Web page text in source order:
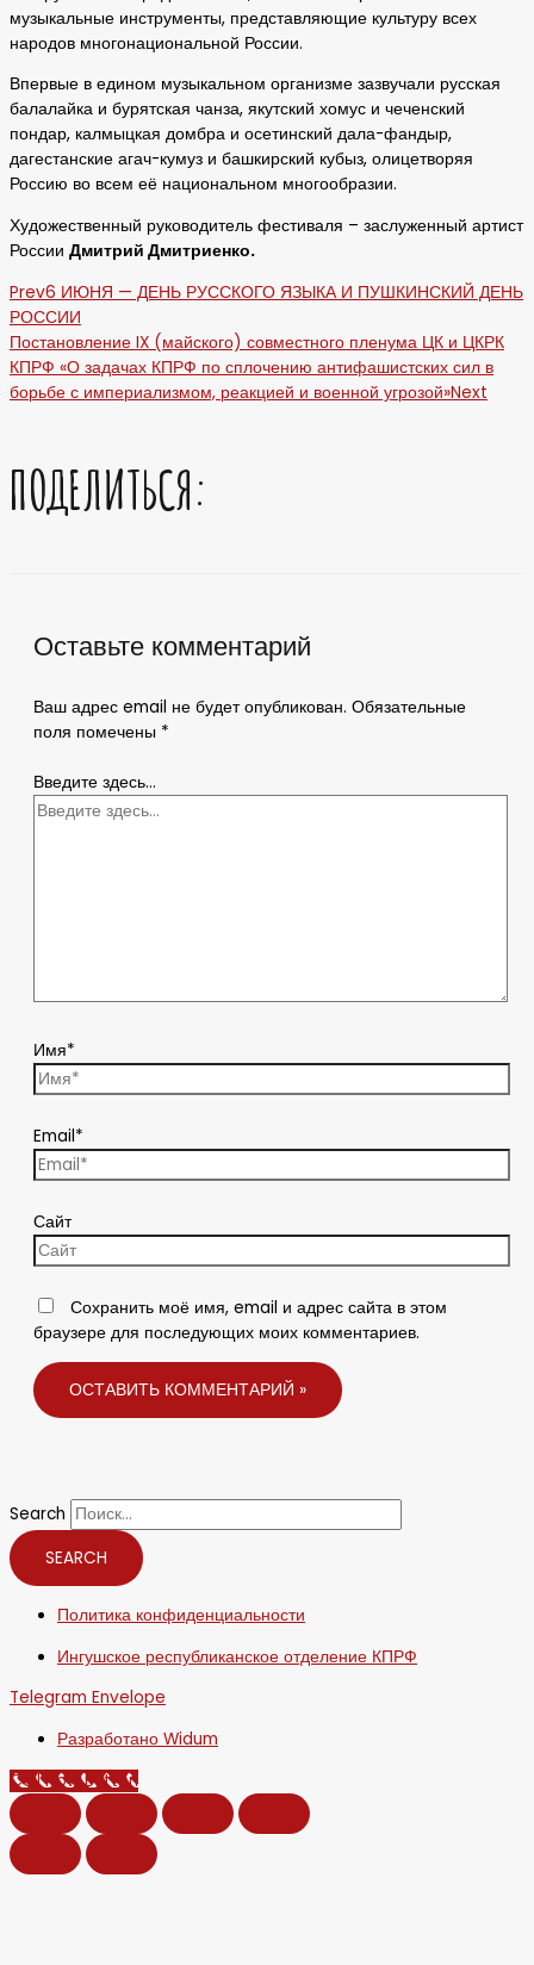
музыкальные инструменты, представляющие культуру всех
народов многонациональной России.
Впервые в едином музыкальном организме зазвучали русская
балалайка и бурятская чанза, якутский хомус и чеченский
пондар, калмыцкая домбра и осетинский дала-фандыр,
дагестанские агач-кумуз и башкирский кубыз, олицетворяя
Россию во всем её национальном многообразии.
Художественный руководитель фестиваля – заслуженный артист
России Дмитрий Дмитриенко.
Prev6 ИЮНЯ — ДЕНЬ РУССКОГО ЯЗЫКА И ПУШКИНСКИЙ ДЕНЬ
РОССИИ
Постановление IX (майского) совместного пленума ЦК и ЦКРК
КПРФ «О задачах КПРФ по сплочению антифашистских сил в
борьбе с империализмом, реакцией и военной угрозой»Next
ПОДЕЛИТЬСЯ:
Оставьте комментарий
Ваш адрес email не будет опубликован. Обязательные
поля помечены *
Введите здесь...
Имя*
Email*
Сайт
Сохранить моё имя, email и адрес сайта в этом
браузере для последующих моих комментариев.
Search
SEARCH
Политика конфиденциальности
Ингушское республиканское отделение КПРФ
Telegram Envelope
Разработано Widum
Call Now Button